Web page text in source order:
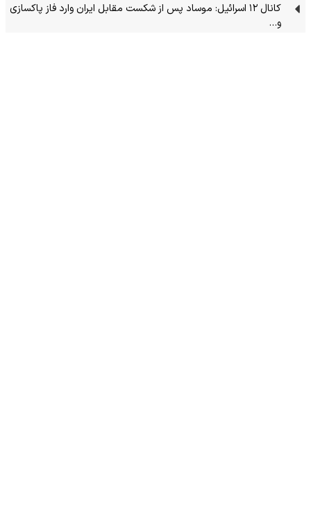
کانال ۱۲ اسرائیل: موساد پس از شکست مقابل ایران وارد فاز پاکسازی
و…